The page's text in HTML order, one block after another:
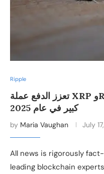
Ripple
تعزز الدفع عملة XRP وRLUSD الطويلة المدى لإطلاق
كبير في عام 2025
by Maria Vaughan July
All news is rigorously
leading blockchain